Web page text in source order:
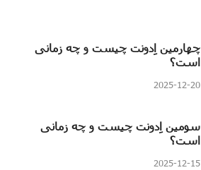
چهارمین اِدونت چیست و چه زمانی
است؟
2025-12-20
سومین اِدونت چیست و چه زمانی
است؟
2025-12-15